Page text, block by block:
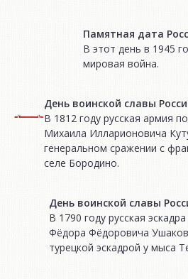
Памятная дата
В этот день в 1945
мировая война.
День воинской славы
В 1812 году русская армия
Михаила Илларионовича
генеральном сражении с
селе Бородино.
День воинской славы
В 1790 году русская
Фёдора Фёдоровича
турецкой эскадрой у мыса